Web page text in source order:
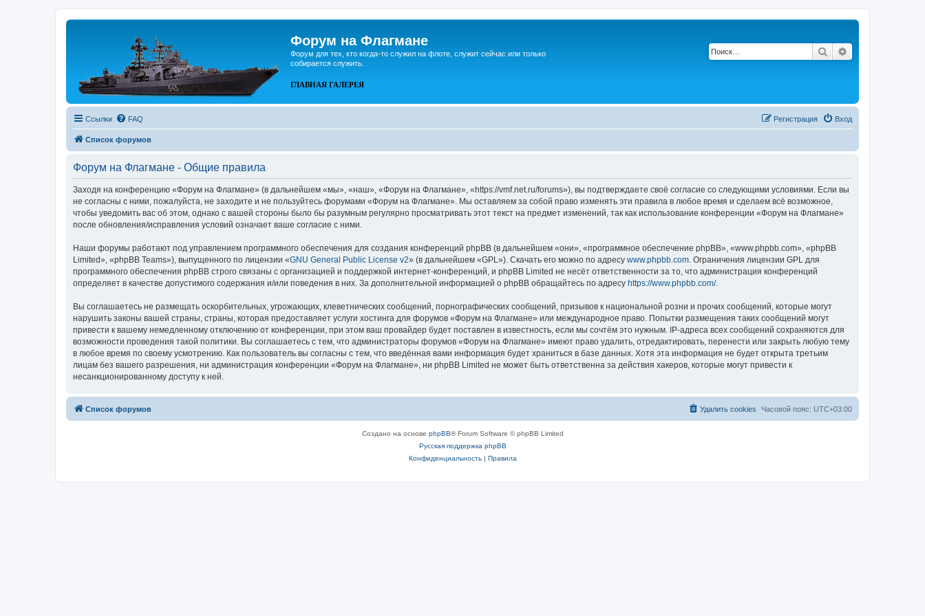
Форум на Флагмане
Форум для тех, кто когда-то служил на флоте, служит сейчас или только
собирается служить.
ГЛАВНАЯ ГАЛЕРЕЯ
Поиск
Ссылки FAQ Вход
Регистрация
Список форумов
Форум на Флагмане - Общие правила
Заходя на конференцию «Форум на Флагмане» (в дальнейшем «мы», «наш», «Форум на Флагмане», «https://vmf.net.ru/forums»), вы подтверждаете своё согласие со следующими условиями. Если вы
не согласны с ними, пожалуйста, не заходите и не пользуйтесь форумами «Форум на Флагмане». Мы оставляем за собой право изменять эти правила в любое время и сделаем всё возможное,
чтобы уведомить вас об этом, однако с вашей стороны было бы разумным регулярно просматривать этот текст на предмет изменений, так как использование конференции «Форум на Флагмане»
после обновления/исправления условий означает ваше согласие с ними.
Наши форумы работают под управлением программного обеспечения для создания конференций phpBB (в дальнейшем «они», «программное обеспечение phpBB», «www.phpbb.com», «phpBB
Limited», «phpBB Teams»), выпущенного по лицензии «GNU General Public License v2» (в дальнейшем «GPL»). Скачать его можно по адресу www.phpbb.com. Ограничения лицензии GPL для
программного обеспечения phpBB строго связаны с организацией и поддержкой интернет-конференций, и phpBB Limited не несёт ответственности за то, что администрация конференций
определяет в качестве допустимого содержания и/или поведения в них. За дополнительной информацией о phpBB обращайтесь по адресу https://www.phpbb.com/.
Вы соглашаетесь не размещать оскорбительных, угрожающих, клеветнических сообщений, порнографических сообщений, призывов к национальной розни и прочих сообщений, которые могут
нарушить законы вашей страны, страны, которая предоставляет услуги хостинга для форумов «Форум на Флагмане» или международное право. Попытки размещения таких сообщений могут
привести к вашему немедленному отключению от конференции, при этом ваш провайдер будет поставлен в известность, если мы сочтём это нужным. IP-адреса всех сообщений сохраняются для
возможности проведения такой политики. Вы соглашаетесь с тем, что администраторы форумов «Форум на Флагмане» имеют право удалить, отредактировать, перенести или закрыть любую тему
в любое время по своему усмотрению. Как пользователь вы согласны с тем, что введённая вами информация будет храниться в базе данных. Хотя эта информация не будет открыта третьим
лицам без вашего разрешения, ни администрация конференции «Форум на Флагмане», ни phpBB Limited не может быть ответственна за действия хакеров, которые могут привести к
несанкционированному доступу к ней.
Список форумов Часовой пояс: UTC+03:00
Удалить cookies
Создано на основе phpBB® Forum Software © phpBB Limited
Русская поддержка phpBB
Конфиденциальность| Правила